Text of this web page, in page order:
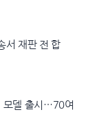
서 재판 전 합
모델 출시…70여